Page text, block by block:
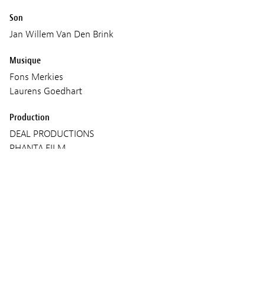
Son
Jan Willem Van Den Brink
Musique
Fons Merkies
Laurens Goedhart
Production
DEAL PRODUCTIONS
PHANTA FILM